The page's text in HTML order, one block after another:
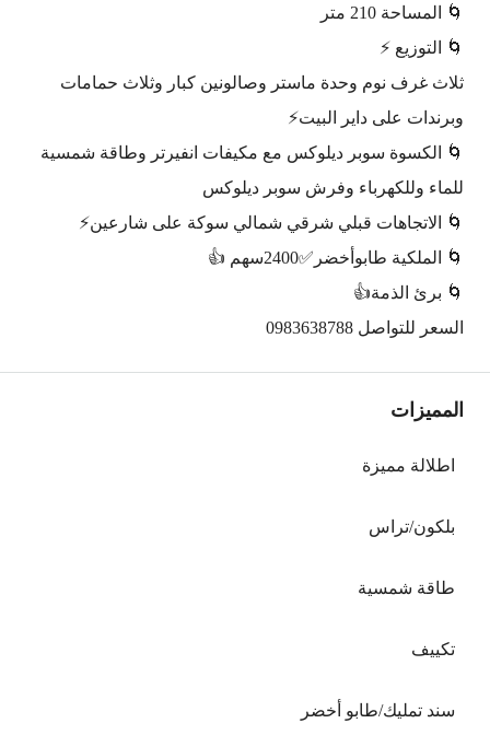
🌀 المساحة 210 متر
🌀 التوزيع ⚡️
ثلاث غرف نوم وحدة ماستر وصالونين كبار وثلاث حمامات
وبرندات على داير البيت⚡️
🌀 الكسوة سوبر ديلوكس مع مكيفات انفيرتر وطاقة شمسية
للماء وللكهرباء وفرش سوبر ديلوكس
🌀 الاتجاهات قبلي شرقي شمالي سوكة على شارعين⚡️
🌀 الملكية طابوأخضر✅️2400سهم 👍
🌀 برئ الذمة👍
السعر للتواصل 0983638788
المميزات
اطلالة مميزة
بلكون/تراس
طاقة شمسية
تكييف
سند تمليك/طابو أخضر